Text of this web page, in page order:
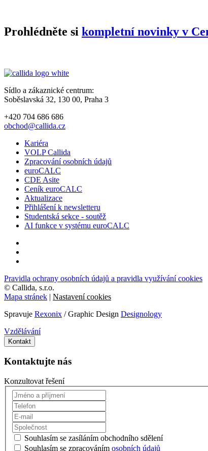
Prohlédněte si kompletní novinky v
Sídlo a zákaznické centrum:
Soběslavská 32, 130 00, Praha 3
+420 704 686 686
obchod@callida.cz
Kariéra
VOLP Callida
Zpracování osobních údajů
euroCALC
CDE Asite
Ceník euroCALC
Aktualizace
Přihlášení k newsletteru
Studentská sekce - soutěž
AI funkce v systému euroCALC
Pravidla ochrany osobních údajů a pravidla využívání cookies
© Callida, s.r.o.
Mapa stránek | Nastavení cookies
Spravuje Rexonix / Graphic Design Designology
Vzdělávání
Kontakt
Kontaktujte nás
Konzultovat řešení
Souhlasím se zasíláním obchodního sdělení
Souhlasím se zpracováním osobních údajů